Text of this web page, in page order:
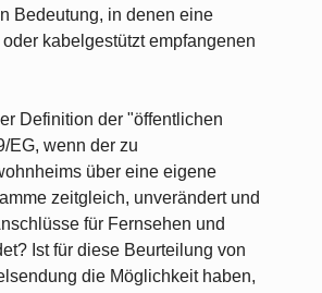
Bedeutung, in denen eine
kabelgestützt empfangenen
Definition der "öffentlichen
EG, wenn der zu
über eine eigene
zeitgleich, unverändert und
für Fernsehen und
Ist für diese Beurteilung von
die Möglichkeit haben,